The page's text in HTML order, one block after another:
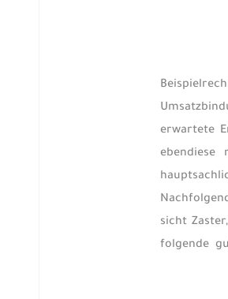
erwartete
ebendiese
sicht
folgende